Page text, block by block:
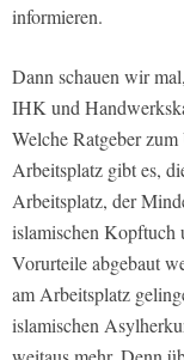
informieren.
Dann schauen wir
IHK und
Welche Ratgeber
Arbeitsplatz gibt es,
Arbeitsplatz, der
islamischen Kopftuch
Vorurteile abgebaut
am Arbeitsplatz
islamischen